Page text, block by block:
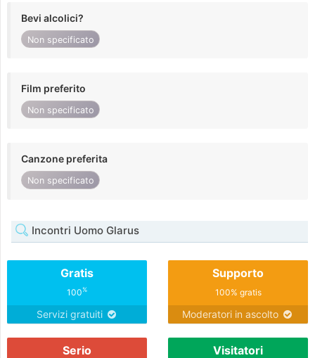
Bevi alcolici?
Non specificato
Film preferito
Non specificato
Canzone preferita
Non specificato
Incontri Uomo Glarus
Gratis
100%
Servizi gratuiti
Supporto
100% gratis
Moderatori in ascolto
Serio Visitatori